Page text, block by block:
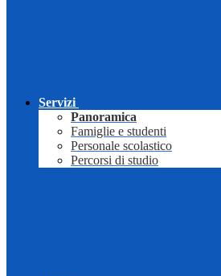
Servizi
Panoramica
Famiglie e studenti
Personale scolastico
Percorsi di studio